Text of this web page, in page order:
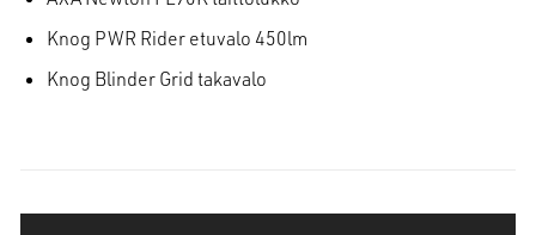
Knog PWR Rider etuvalo 450lm
Knog Blinder Grid takavalo